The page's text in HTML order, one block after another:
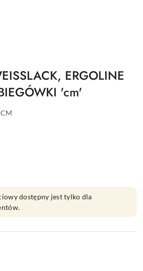
ERGOLINE
'cm'
dostępny jest tylko dla